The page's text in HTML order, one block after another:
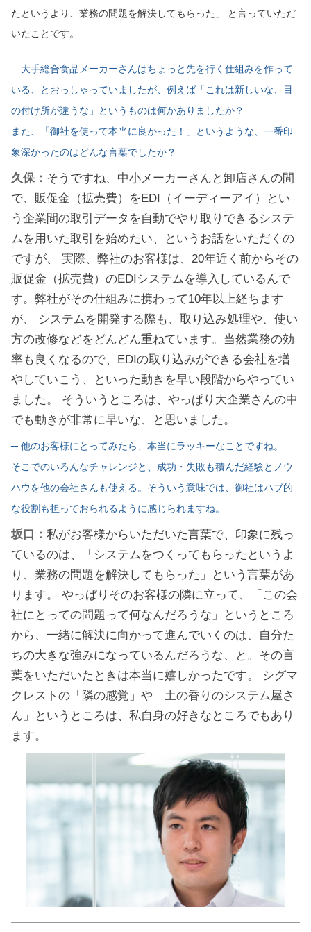
たというより、業務の問題を解決してもらった」 と言っていただ
いたことです。
─ 大手総合食品メーカーさんはちょっと先を行く仕組みを作って
いる、とおっしゃっていましたが、例えば「これは新しいな、目
の付け所が違うな」というものは何かありましたか？
また、「御社を使って本当に良かった！」というような、一番印
象深かったのはどんな言葉でしたか？
久保： そうですね、中小メーカーさんと卸店さんの間
で、販促金（拡売費）をEDI（イーディーアイ）とい
う企業間の取引データを自動でやり取りできるシステ
ムを用いた取引を始めたい、というお話をいただくの
ですが、 実際、弊社のお客様は、20年近く前からその
販促金（拡売費）のEDIシステムを導入しているんで
す。弊社がその仕組みに携わって10年以上経ちます
が、 システムを開発する際も、取り込み処理や、使い
方の改修などをどんどん重ねています。当然業務の効
率も良くなるので、EDIの取り込みができる会社を増
やしていこう、といった動きを早い段階からやってい
ました。 そういうところは、やっぱり大企業さんの中
でも動きが非常に早いな、と思いました。
─ 他のお客様にとってみたら、本当にラッキーなことですね。
そこでのいろんなチャレンジと、成功・失敗も積んだ経験とノウ
ハウを他の会社さんも使える。そういう意味では、御社はハブ的
な役割も担っておられるように感じられますね。
坂口： 私がお客様からいただいた言葉で、印象に残っ
ているのは、「システムをつくってもらったというよ
り、業務の問題を解決してもらった」という言葉があ
ります。 やっぱりそのお客様の隣に立って、「この会
社にとっての問題って何なんだろうな」というところ
から、一緒に解決に向かって進んでいくのは、自分た
ちの大きな強みになっているんだろうな、と。その言
葉をいただいたときは本当に嬉しかったです。 シグマ
クレストの「隣の感覚」や「土の香りのシステム屋さ
ん」というところは、私自身の好きなところでもあり
ます。